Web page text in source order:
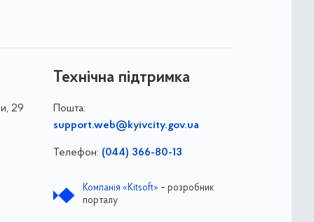
29
Технічна підтримка
Пошта:
support.web@kyivcity.gov.ua
Телефон: (044) 366-80-13
Компанія «Kitsoft» – розробник
порталу